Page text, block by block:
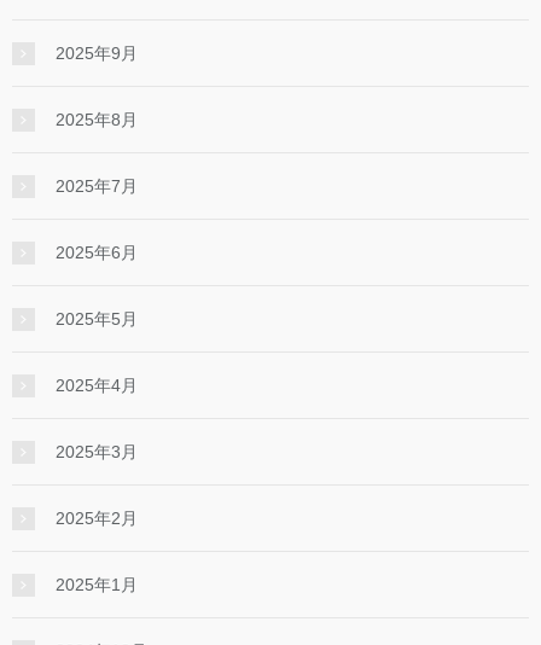
2025年9月
2025年8月
2025年7月
2025年6月
2025年5月
2025年4月
2025年3月
2025年2月
2025年1月